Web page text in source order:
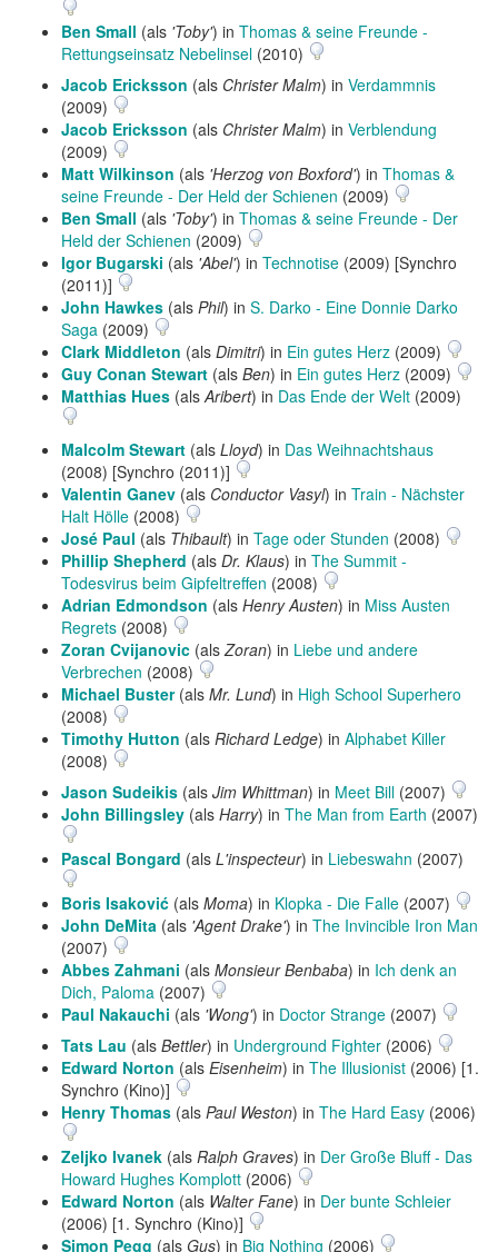
Ben Small (als 'Toby') in Thomas & seine Freunde -
Rettungseinsatz Nebelinsel (2010)
Jacob Ericksson (als Christer Malm) in Verdammnis
(2009)
Jacob Ericksson (als Christer Malm) in Verblendung
(2009)
Matt Wilkinson (als 'Herzog von Boxford') in Thomas &
seine Freunde - Der Held der Schienen (2009)
Ben Small (als 'Toby') in Thomas & seine Freunde - Der
Held der Schienen (2009)
Igor Bugarski (als 'Abel') in Technotise (2009) [Synchro
(2011)]
John Hawkes (als Phil) in S. Darko - Eine Donnie Darko
Saga (2009)
Clark Middleton (als Dimitri) in Ein gutes Herz (2009)
Guy Conan Stewart (als Ben) in Ein gutes Herz (2009)
Matthias Hues (alsAribert) in Das Ende der Welt (2009)
Malcolm Stewart (als Lloyd) in Das Weihnachtshaus
(2008) [Synchro (2011)]
Valentin Ganev (als Conductor Vasyl) in Train - Nächster
Halt Hölle (2008)
José Paul (als Thibault) in Tage oder Stunden (2008)
Phillip Shepherd (als Dr. Klaus) in The Summit -
Todesvirus beim Gipfeltreffen (2008)
Adrian Edmondson (als Henry Austen) in Miss Austen
Regrets (2008)
Zoran Cvijanovic (alsZoran) in Liebe und andere
Verbrechen (2008)
Michael Buster(als Mr. Lund) in High School Superhero
(2008)
Timothy Hutton (als Richard Ledge) in Alphabet Killer
(2008)
Jason Sudeikis (als Jim Whittman) in Meet Bill (2007)
John Billingsley (als Harry) in The Man from Earth (2007)
Pascal Bongard (als L'inspecteur) in Liebeswahn (2007)
Boris Isaković (als Moma) in Klopka - Die Falle (2007)
John DeMita (als 'Agent Drake') in The Invincible Iron Man
(2007)
Abbes Zahmani (als Monsieur Benbaba) in Ich denk an
Dich, Paloma (2007)
Paul Nakauchi (als 'Wong') in Doctor Strange (2007)
Tats Lau (als Bettler) in Underground Fighter (2006)
Edward Norton (als Eisenheim) in The Illusionist (2006) [1.
Synchro (Kino)]
Henry Thomas (als Paul Weston) in The Hard Easy (2006)
Zeljko Ivanek (als Ralph Graves) in Der Große Bluff - Das
Howard Hughes Komplott (2006)
Edward Norton (als Walter Fane) in Der bunte Schleier
(2006) [1. Synchro (Kino)]
Simon Pegg (als Gus) in Big Nothing (2006)